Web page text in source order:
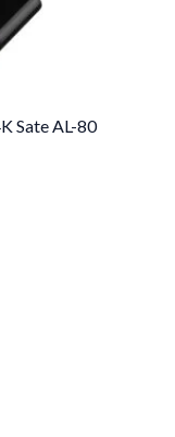
Sate AL-80